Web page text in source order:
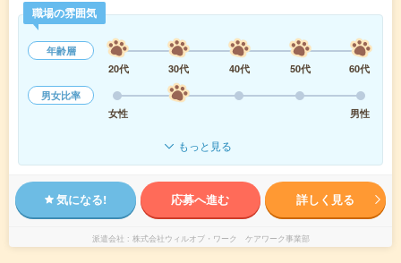
職場の雰囲気
年齢層
20代
30代 40代 50代
60代
男女比率
女性
男性
もっと見る
気になる! 応募へ進む 詳しく見る
派遣会社 株式会社ウィルオブ・ワーク ケアワーク事業部